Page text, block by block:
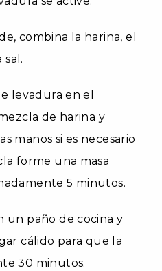
combina la harina, el
sal.
levadura en el
de harina y
manos si es necesario
forme una masa
5 minutos.
un paño de cocina y
cálido para que la
30 minutos.